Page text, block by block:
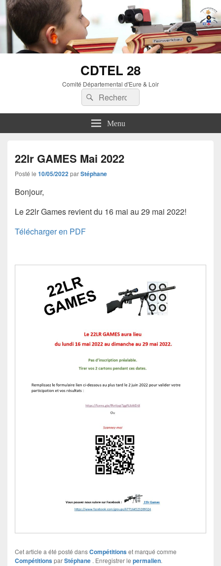
CDTEL 28
Comité Départemental d'Eure & Loir
Menu
22lr GAMES Mai 2022
Posté le 10/05/2022parStéphane
Bonjour,
Le 22lr Games revient du 16 mai au 29 mai 2022!
Télécharger en PDF
Cet article a été posté dansCompétitionset marqué comme
CompétitionsparStéphane . Enregistrer le permalien.